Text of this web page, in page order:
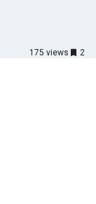
175 views 2